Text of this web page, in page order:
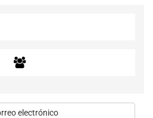
electrónico